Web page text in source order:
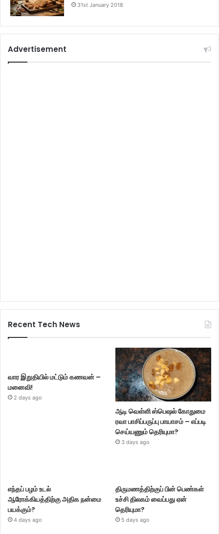
31st January 2018
Advertisement
Recent Tech News
வார இறுதியில் மட்டும் கணவன் –
மனைவி!
2 days ago
ஆடி வெள்ளி ஸ்பெஷல் கோதுமை
ரவா பாசிப்பருப்பு பாயாசம் – எப்படி
செய்யணும் தெரியுமா?
3 days ago
எந்தப் பழம் உடல்
ஆரோக்கியத்திற்கு அதிக நன்மை
பயக்கும்?
4 days ago
திருமணத்திற்குப் பின் பெண்கள்
உச்சி திலகம் வைப்பது ஏன்
தெரியுமா?
5 days ago